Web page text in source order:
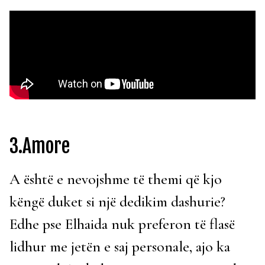
3.Amore
A është e nevojshme të themi që kjo
këngë duket si një dedikim dashurie?
Edhe pse Elhaida nuk preferon të flasë
lidhur me jetën e saj personale, ajo ka